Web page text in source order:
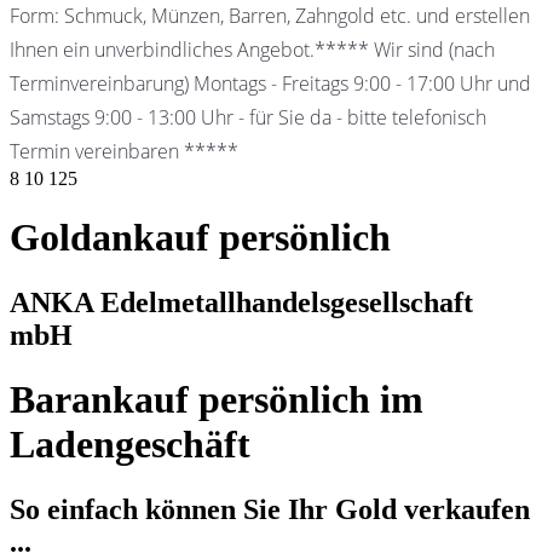
Form: Schmuck, Münzen, Barren, Zahngold etc. und erstellen
Ihnen ein unverbindliches Angebot.***** Wir sind (nach
Terminvereinbarung) Montags - Freitags 9:00 - 17:00 Uhr und
Samstags 9:00 - 13:00 Uhr - für Sie da - bitte telefonisch
Termin vereinbaren *****
8 10 125
Goldankauf persönlich
ANKA Edelmetallhandelsgesellschaft
mbH
Barankauf persönlich im
Ladengeschäft
So einfach können Sie Ihr Gold verkaufen
...